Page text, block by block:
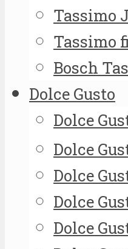
Tassimo
Tassimo
Bosch
Dolce Gusto
Dolce
Dolce
Dolce
Dolce
Dolce